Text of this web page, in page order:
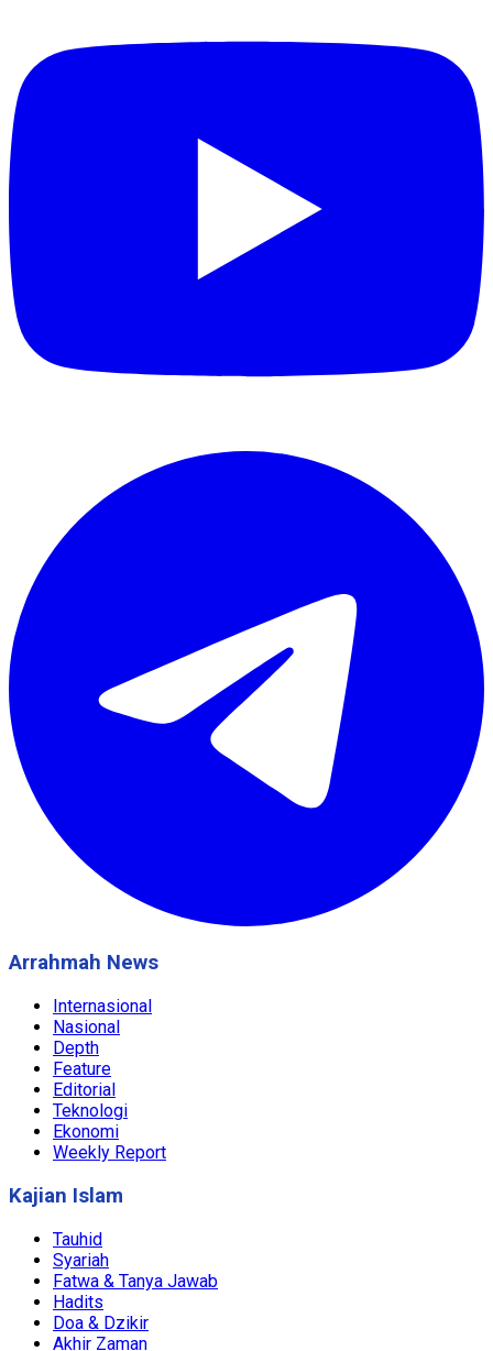
Arrahmah News
Internasional
Nasional
Depth
Feature
Editorial
Teknologi
Ekonomi
Weekly Report
Kajian Islam
Tauhid
Syariah
Fatwa & Tanya Jawab
Hadits
Doa & Dzikir
Akhir Zaman